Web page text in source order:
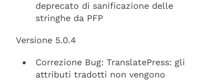
deprecato di sanificazione delle
stringhe da PFP
Versione 5.0.4
Correzione Bug: TranslatePress: gli
attributi tradotti non vengono